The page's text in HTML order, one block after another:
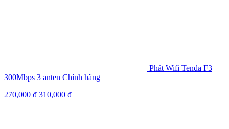
Phát Wifi Tenda F3
300Mbps 3 anten Chính hãng
270,000 ₫ 310,000 ₫